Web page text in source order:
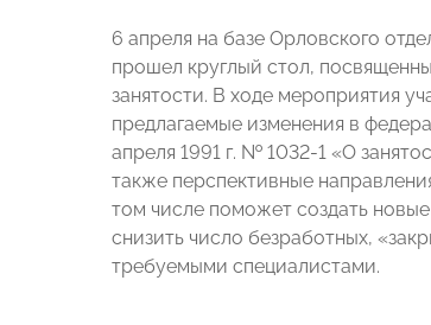
6 апреля на базе Орловского
прошел круглый стол,
занятости. В ходе мероприятия
предлагаемые изменения в
апреля 1991 г. № 1032-1 «О
также перспективные
том числе поможет создать
снизить число безработных,
требуемыми специалистами.